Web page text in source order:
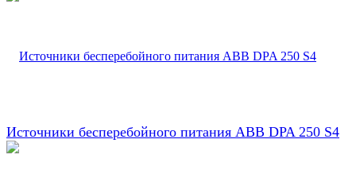
Источники бесперебойного питания ABB DPA 250 S4